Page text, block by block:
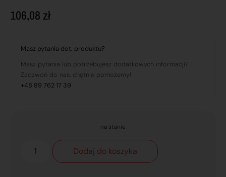
106,08 zł
Masz pytania dot. produktu?
Masz pytania lub potrzebujesz dodatkowych informacji?
Zadzwoń do nas, chętnie pomożemy!
+48 89 762 17 39
na stanie
Dodaj do koszyka